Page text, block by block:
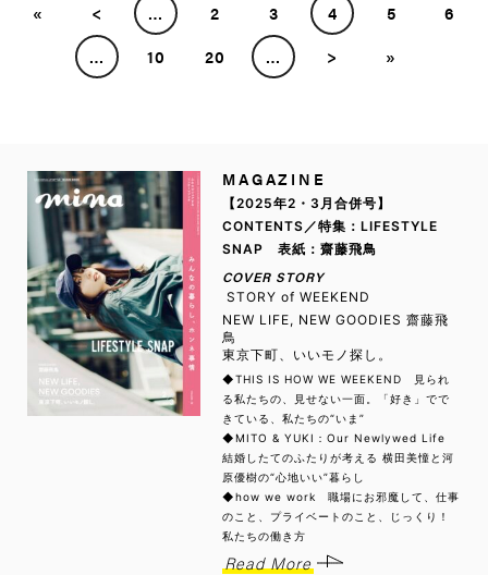
« < … 2 3 4 5
6
…
10 20 … > »
MAGAZINE
【2025年2・3月合併号】
CONTENTS／特集：LIFESTYLE
SNAP 表紙：齋藤飛鳥
COVER STORY
STORY of WEEKEND
NEW LIFE, NEW GOODIES 齋藤飛
鳥
東京下町、いいモノ探し。
◆THIS IS HOW WE WEEKEND 見られ
る私たちの、見せない一面。「好き」でで
きている、私たちの“いま”
◆MITO & YUKI：Our Newlywed Life
結婚したてのふたりが考える 横田美憧と河
原優樹の“心地いい”暮らし
◆how we work 職場にお邪魔して、仕事
のこと、プライベートのこと、じっくり！
私たちの働き方
Read More